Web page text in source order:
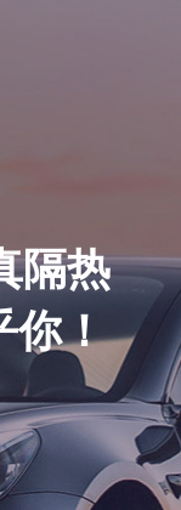
隔热
你！